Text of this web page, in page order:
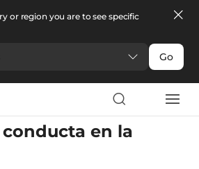
or region you are to see specific
Go
en la